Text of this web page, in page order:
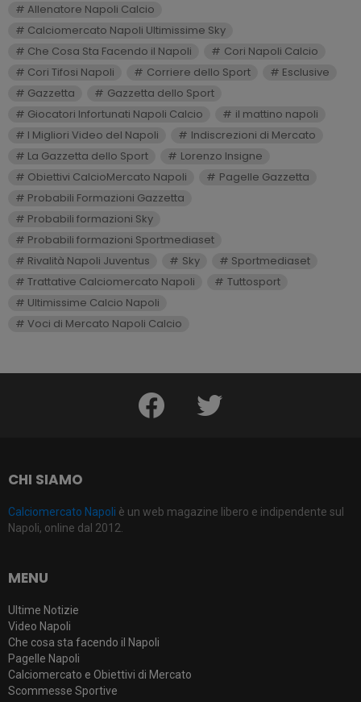
Allenatore Napoli Calcio
Calciomercato Napoli Ultimissime Sky
Che Cosa Sta Facendo il Napoli
Cori Napoli Calcio
Cori Tifosi Napoli
Corriere dello Sport
Esclusive
Gazzetta
Gazzetta dello Sport
Giocatori Infortunati Napoli Calcio
il mattino napoli
I Migliori Video del Napoli
Indiscrezioni di Mercato
La Gazzetta dello Sport
Lorenzo Insigne
Obiettivi CalcioMercato Napoli
Pagelle Gazzetta
Probabili Formazioni Gazzetta
Probabili formazioni Sky
Probabili formazioni Sportmediaset
Rivalità Napoli Juventus
Sky
Sportmediaset
Trattative Calciomercato Napoli
Tuttosport
Ultimissime Calcio Napoli
Voci di Mercato Napoli Calcio
facebook twitter
CHI SIAMO
Calciomercato Napoli è un web magazine libero e indipendente sul
Napoli, online dal 2012.
MENU
Ultime Notizie
Video Napoli
Che cosa sta facendo il Napoli
Pagelle Napoli
Calciomercato e Obiettivi di Mercato
Scommesse Sportive